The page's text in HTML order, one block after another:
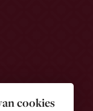
cookies